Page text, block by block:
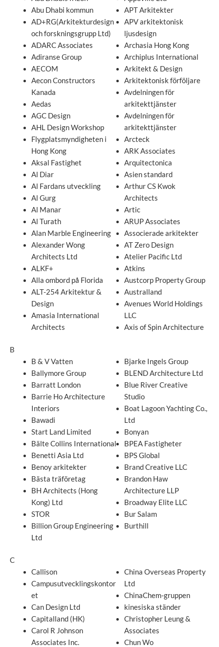
Abu Dhabi kommun
AD+RG(Arkitekturdesign
och forskningsgrupp Ltd)
ADARC Associates
Adiranse Group
AECOM
Aecon Constructors
Kanada
Aedas
AGC Design
AHL Design Workshop
Flygplatsmyndigheten i
Hong Kong
Aksal Fastighet
Al Diar
Al Fardans utveckling
Al Gurg
Al Manar
Al Turath
Alan Marble Engineering
Alexander Wong
Architects Ltd
ALKF+
Alla ombord på Florida
ALT-254 Arkitektur &
Design
Amasia International
Architects
APT Arkitekter
APV arkitektonisk
ljusdesign
Archasia Hong Kong
Archiplus International
Arkitekt & Design
Arkitektonisk förföljare
Avdelningen för
arkitekttjänster
Avdelningen för
arkitekttjänster
Arcteck
ARK Associates
Arquitectonica
Asien standard
Arthur CS Kwok
Architects
Artic
ARUP Associates
Associerade arkitekter
AT Zero Design
Atelier Pacific Ltd
Atkins
Austcorp Property Group
Australland
Avenues World Holdings
LLC
Axis of Spin Architecture
B
B & V Vatten
Ballymore Group
Barratt London
Barrie Ho Architecture
Interiors
Bawadi
Start Land Limited
Bälte Collins International
Benetti Asia Ltd
Benoy arkitekter
Bästa träföretag
BH Architects (Hong
Kong) Ltd
STOR
Billion Group Engineering
Ltd
Bjarke Ingels Group
BLEND Architecture Ltd
Blue River Creative
Studio
Boat Lagoon Yachting Co.,
Ltd
Bonyan
BPEA Fastigheter
BPS Global
Brand Creative LLC
Brandon Haw
Architecture LLP
Broadway Elite LLC
Bur Salam
Burthill
C
Callison
Campusutvecklingskontor
et
Can Design Ltd
Capitalland (HK)
Carol R Johnson
Associates Inc.
China Overseas Property
Ltd
ChinaChem-gruppen
kinesiska ständer
Christopher Leung &
Associates
Chun Wo